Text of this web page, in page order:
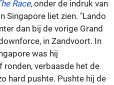
Race, onder de indruk van
Singapore liet zien. "Lando
dan bij de vorige Grand
in Zandvoort. In
was hij
ronden, verbaasde het de
hard pushte. Pushte hij de